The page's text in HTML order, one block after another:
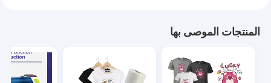
المنتجات الموصى بها